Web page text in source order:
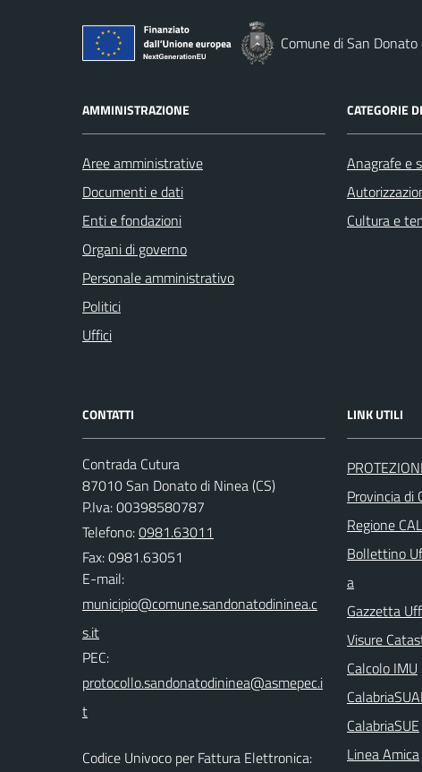
Comune di San
AMMINISTRAZIONE
Aree amministrative
Documenti e dati
Enti e fondazioni
Organi di governo
Personale amministrativo
Politici
Uffici
CATEGORIE
Anagrafe e
Cultura e
CONTATTI
Contrada Cutura
87010 San Donato di Ninea (CS)
P.Iva: 00398580787
Telefono:0981.63011
Fax: 0981.63051
E-mail:
PEC:
Codice Univoco per Fattura Elettronica:
LINK UTILI
Provincia di
Regione
Bollettino
a
Gazzetta
Visure
Calcolo IMU
CalabriaSUE
Linea Amica